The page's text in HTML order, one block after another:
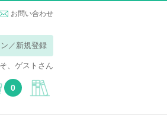
お問い合わせ
／新規登録
、ゲストさん
0